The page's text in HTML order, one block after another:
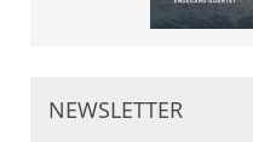
NEWSLETTER